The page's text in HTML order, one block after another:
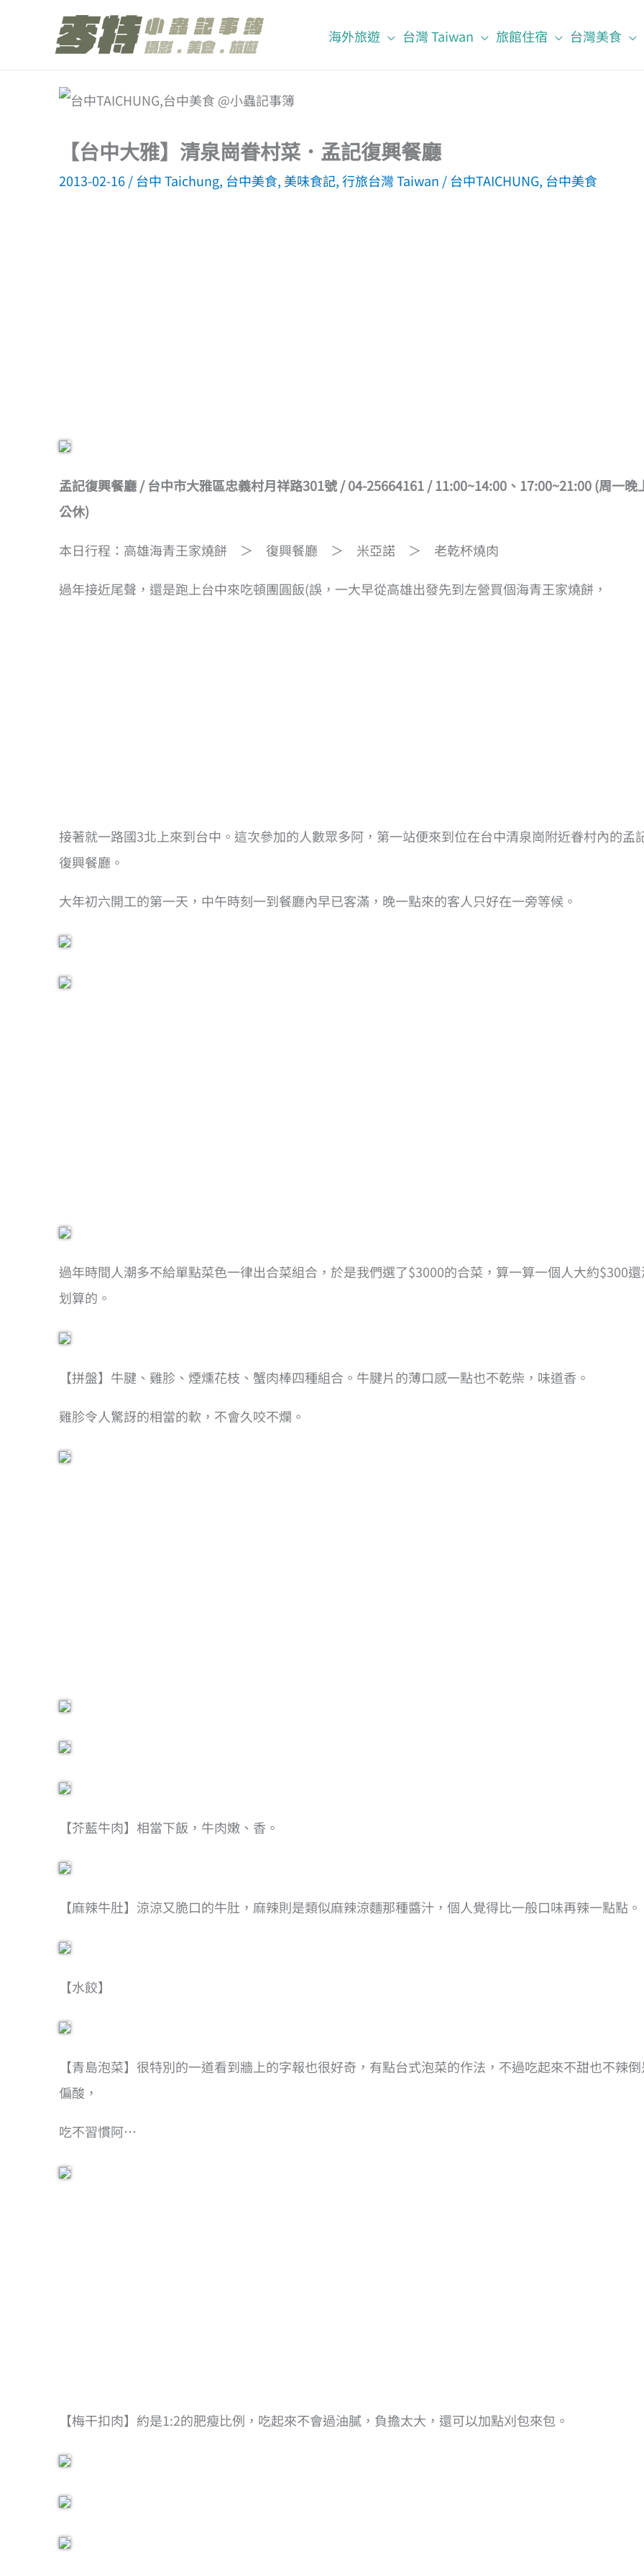
海外旅遊 台灣 Taiwan 旅館住宿 台灣美食
【台中大雅】清泉崗眷村菜．孟記復興餐廳
2013-02-16/ 台中 Taichung, 台中美食, 美味食記,行旅台灣 Taiwan / 台中TAICHUNG, 台中美食
孟記復興餐廳 / 台中市大雅區忠義村月祥路301號 / 04-25664161 / 11:00~14:00、17:00~21:00 (周一晚
公休)
本日行程：高雄海青王家燒餅 ＞ 復興餐廳 ＞ 米亞諾 ＞ 老乾杯燒肉
過年接近尾聲，還是跑上台中來吃頓團圓飯(誤，一大早從高雄出發先到左營買個海青王家燒餅，
接著就一路國3北上來到台中。這次參加的人數眾多阿，第一站便來到位在台中清泉崗附近眷村內的孟
復興餐廳。
大年初六開工的第一天，中午時刻一到餐廳內早已客滿，晚一點來的客人只好在一旁等候。
過年時間人潮多不給單點菜色一律出合菜組合，於是我們選了$3000的合菜，算一算一個人大約$300
划算的。
【拼盤】牛腱、雞胗、煙燻花枝、蟹肉棒四種組合。牛腱片的薄口感一點也不乾柴，味道香。
雞胗令人驚訝的相當的軟，不會久咬不爛。
【芥藍牛肉】相當下飯，牛肉嫩、香。
【麻辣牛肚】涼涼又脆口的牛肚，麻辣則是類似麻辣涼麵那種醬汁，個人覺得比一般口味再辣一點點。
【水餃】
【青島泡菜】很特別的一道看到牆上的字報也很好奇，有點台式泡菜的作法，不過吃起來不甜也不辣
偏酸，
吃不習慣阿…
【梅干扣肉】約是1:2的肥瘦比例，吃起來不會過油膩，負擔太大，還可以加點刈包來包。